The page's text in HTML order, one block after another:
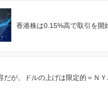
香港株は0.15%高で取引を
だが、ドルの上げは限定的＝Ｎ